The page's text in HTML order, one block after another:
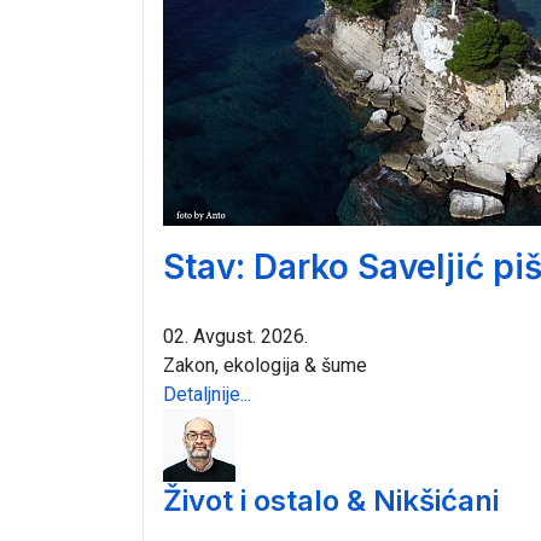
Stav: Darko Saveljić
02. Avgust. 2026.
Zakon, ekologija & šume
Detaljnije...
Život i ostalo & Nikšićani